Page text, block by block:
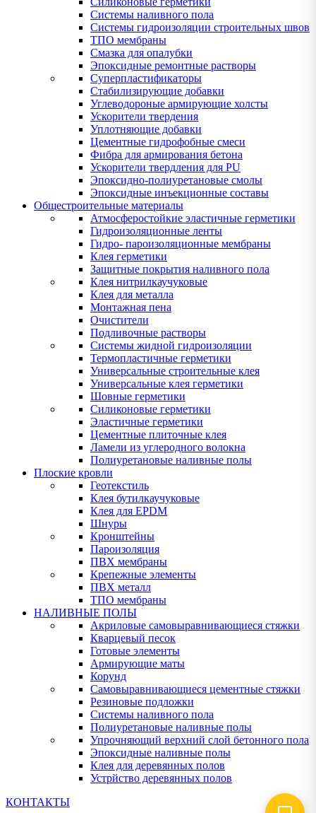
Системы наливного пола
Системы гидроизоляции строительных швов
ТПО мембраны
Смазка для опалубки
Эпоксидные ремонтные растворы
Суперпластификаторы
Стабилизирующие добавки
Углеводороные армирующие холсты
Ускорители твердения
Уплотняющие добавки
Цементные гидрофобные смеси
Фибра для армирования бетона
Ускорители твердления для PU
Эпоксидно-полиуретановые смолы
Эпоксидные инъекционные составы
Общестроительные материалы
Атмосферостойкие эластичные герметики
Гидроизоляционные ленты
Гидро- пароизоляционные мембраны
Клея герметики
Защитные покрытия наливного пола
Клея нитрилкаучуковые
Клея для металла
Монтажная пена
Очистители
Подливочные растворы
Системы жидной гидроизоляции
Термопластичные герметики
Универсальные строительные клея
Универсальные клея герметики
Шовные герметики
Силиконовые герметики
Эластичные герметики
Цементные плиточные клея
Ламели из углеродного волокна
Полиуретановые наливные полы
Плоские кровли
Геотекстиль
Клея бутилкаучуковые
Клея для EPDM
Шнуры
Кронштейны
Пароизоляция
ПВХ мембраны
Крепежные элементы
ПВХ металл
ТПО мембраны
НАЛИВНЫЕ ПОЛЫ
Акриловые самовыравнивающиеся стяжки
Кварцевый песок
Готовые элементы
Армирующие маты
Корунд
Самовыравнивающиеся цементные стяжки
Резиновые подложки
Системы наливного пола
Полиуретановые наливные полы
Упрочняющий верхний слой бетонного пола
Эпоксидные наливные полы
Клея для деревянных полов
Устрйство деревянных полов
КОНТАКТЫ